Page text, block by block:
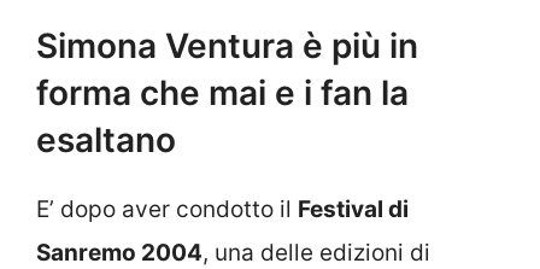
Simona Ventura è più in
forma che mai e i fan la
esaltano
E’ dopo aver condotto il Festival di
Sanremo 2004, una delle edizioni di